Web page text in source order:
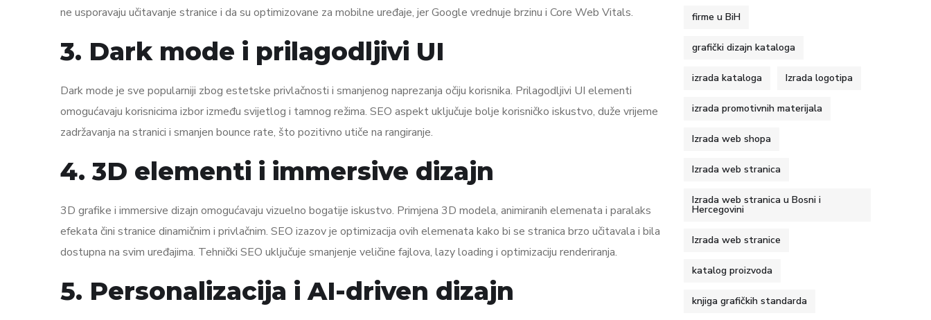
ne usporavaju učitavanje stranice i da su optimizovane za mobilne uređaje, jer Google vrednuje brzinu i Core Web Vitals.
3. Dark mode i prilagodljivi UI
Dark mode je sve popularniji zbog estetske privlačnosti i smanjenog naprezanja očiju korisnika. Prilagodljivi UI elementi
omogućavaju korisnicima izbor između svijetlog i tamnog režima. SEO aspekt uključuje bolje korisničko iskustvo, duže vrijeme
zadržavanja na stranici i smanjen bounce rate, što pozitivno utiče na rangiranje.
4. 3D elementi i immersive dizajn
3D grafike i immersive dizajn omogućavaju vizuelno bogatije iskustvo. Primjena 3D modela, animiranih elemenata i paralaks
efekata čini stranice dinamičnim i privlačnim. SEO izazov je optimizacija ovih elemenata kako bi se stranica brzo učitavala i bila
dostupna na svim uređajima. Tehnički SEO uključuje smanjenje veličine fajlova, lazy loading i optimizaciju renderiranja.
5. Personalizacija i AI-driven dizajn
firme u BiH
grafički dizajn kataloga
izrada kataloga Izrada logotipa
izrada promotivnih materijala
Izrada web shopa
Izrada web stranica
Izrada web stranica u Bosni i
Hercegovini
Izrada web stranice
katalog proizvoda
knjiga grafičkih standarda